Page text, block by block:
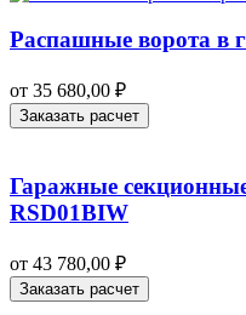
Распашные ворота в
от 35 680,00 ₽
Заказать расчет
Гаражные
RSD01BIW
от 43 780,00 ₽
Заказать расчет